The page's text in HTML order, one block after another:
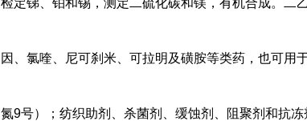
检定锑、铂和锡，测定二硫化碳和镁，有机合成。二
因、氯喹、尼可刹米、可拉明及磺胺等类药，也可用
氮9号）；纺织助剂、杀菌剂、缓蚀剂、阻聚剂和抗冻